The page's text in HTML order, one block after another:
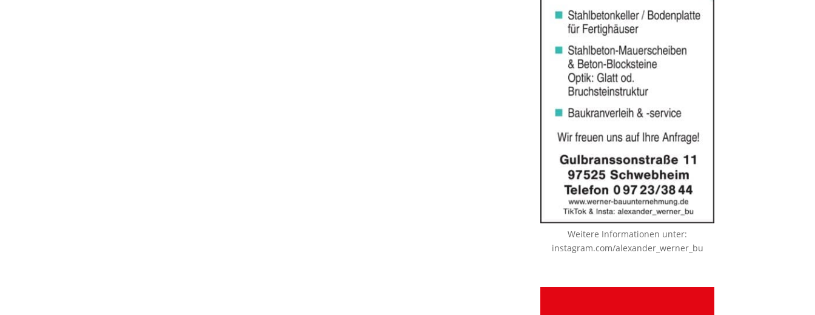
Weitere Informationen unter:
instagram.com/alexander_werner_bu